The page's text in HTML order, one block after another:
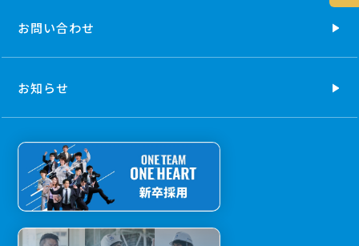
お問い合わせ
お知らせ